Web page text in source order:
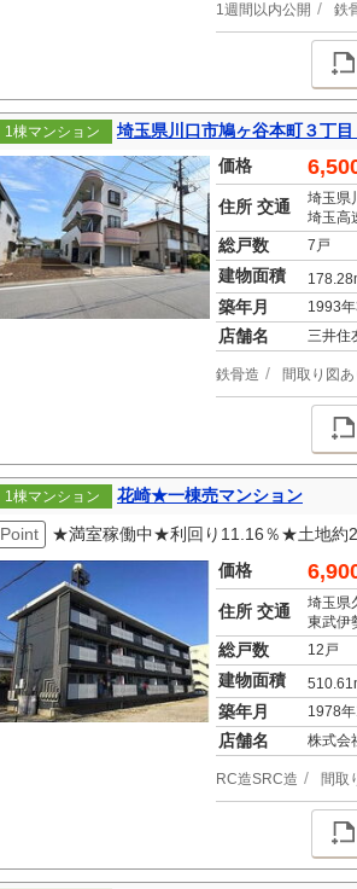
1週間以内公開 鉄
1棟マンション
埼玉県川口市鳩ヶ谷本町３丁
価格
住所 交通
埼玉県
埼玉高
総戸数 7戸
建物面積
築年月 1993
店舗名 三井住
鉄骨造 間取り図あ
1棟マンション
花崎★一棟売マンション
Point
★満室稼働中★利回り11.16％★土地約
価格
住所 交通
埼玉県
東武伊
総戸数 12戸
建物面積
築年月 1978
店舗名 株式会
RC造SRC造 間取